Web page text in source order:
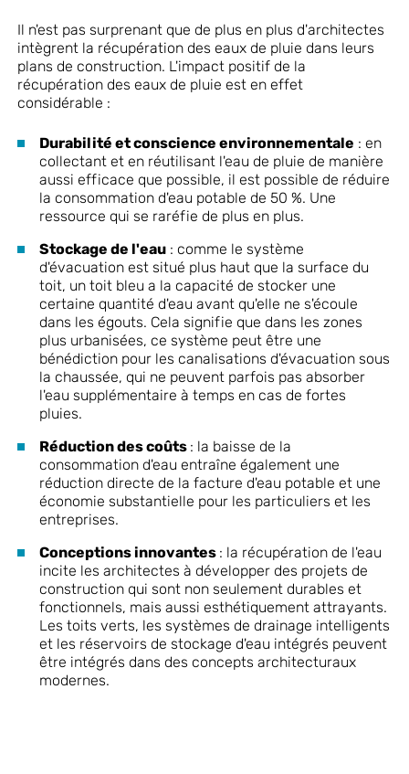
Il n'est pas surprenant que de plus en plus d'architectes
intègrent la récupération des eaux de pluie dans leurs
plans de construction. L'impact positif de la
récupération des eaux de pluie est en effet
considérable :
Durabilité et conscience environnementale : en
collectant et en réutilisant l'eau de pluie de manière
aussi efficace que possible, il est possible de réduire
la consommation d'eau potable de 50 %. Une
ressource qui se raréfie de plus en plus.
Stockage de l'eau: comme le système
d'évacuation est situé plus haut que la surface du
toit, un toit bleu a la capacité de stocker une
certaine quantité d'eau avant qu'elle ne s'écoule
dans les égouts. Cela signifie que dans les zones
plus urbanisées, ce système peut être une
bénédiction pour les canalisations d'évacuation sous
la chaussée, qui ne peuvent parfois pas absorber
l'eau supplémentaire à temps en cas de fortes
pluies.
Réduction des coûts : la baisse de la
consommation d'eau entraîne également une
réduction directe de la facture d'eau potable et une
économie substantielle pour les particuliers et les
entreprises.
Conceptions innovantes : la récupération de l'eau
incite les architectes à développer des projets de
construction qui sont non seulement durables et
fonctionnels, mais aussi esthétiquement attrayants.
Les toits verts, les systèmes de drainage intelligents
et les réservoirs de stockage d'eau intégrés peuvent
être intégrés dans des concepts architecturaux
modernes.